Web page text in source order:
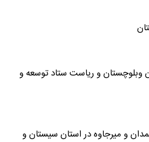
وبلوچستان و ریاست ستاد توسعه و
و میرجاوه در استان سیستان و